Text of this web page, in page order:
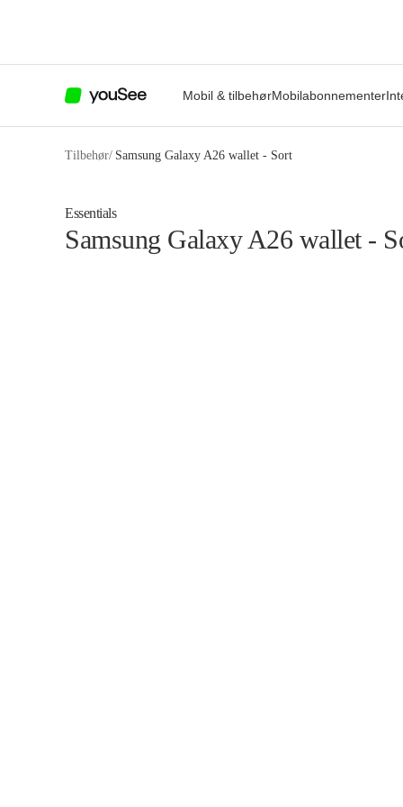
Mobil & tilbehørMobilabonnementer
Tilbehør/ Samsung Galaxy A26 wallet - Sort
Essentials
Samsung Galaxy A26 wallet -